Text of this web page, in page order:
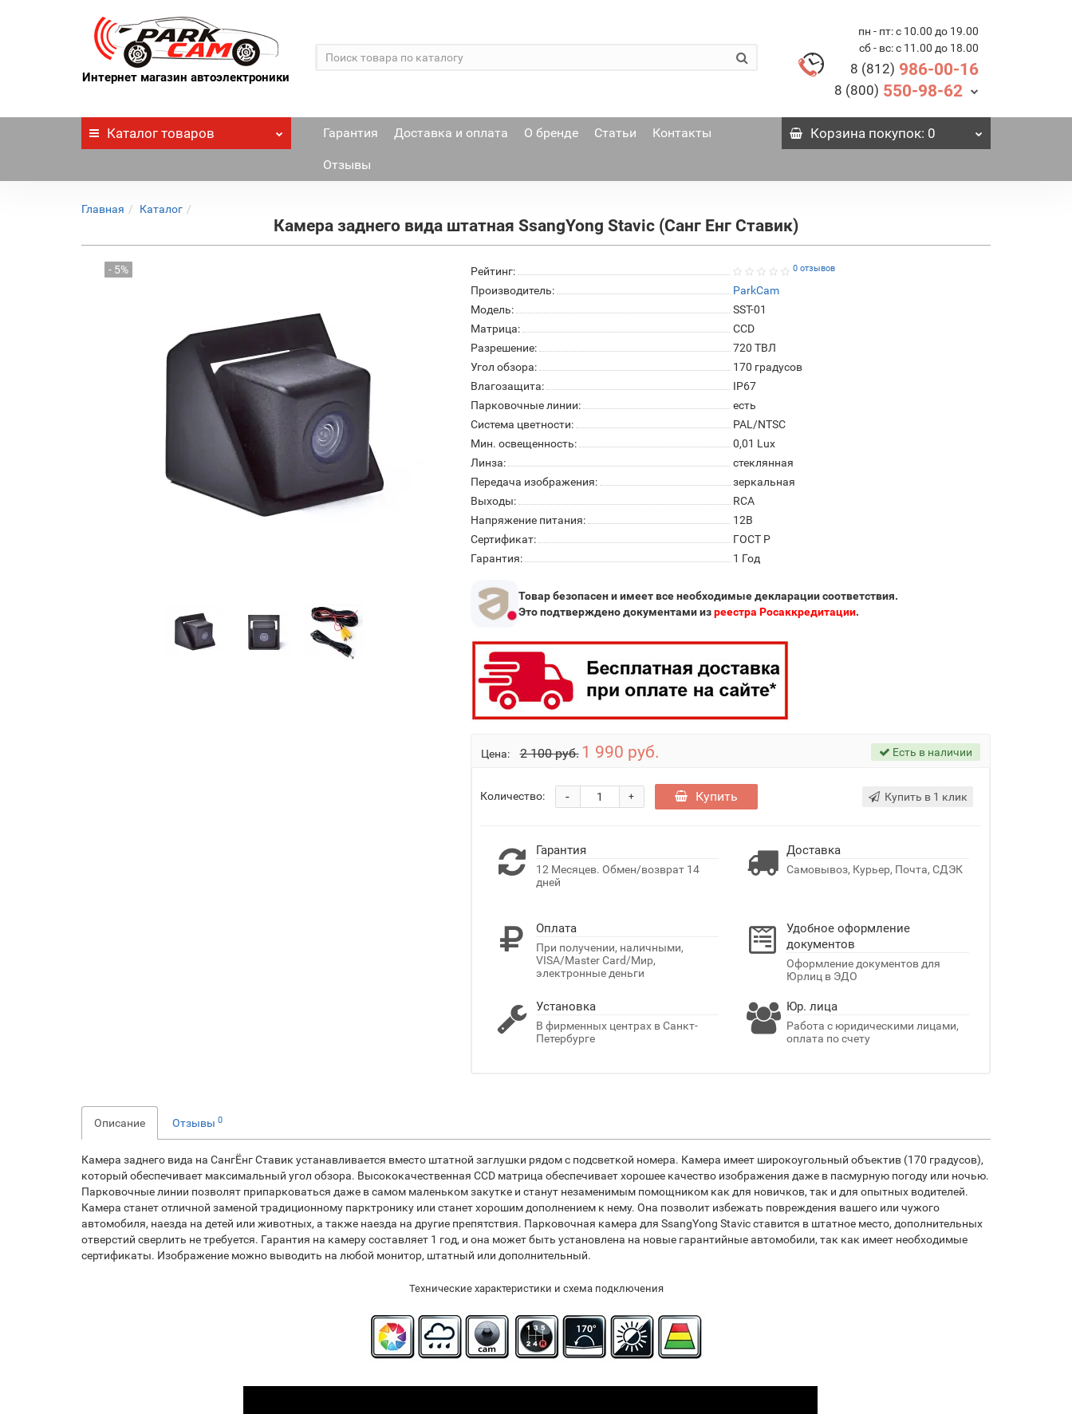
Интернет магазин автоэлектроники
пн - пт: с 10.00 до 19.00
сб - вс: с 11.00 до 18.00
8 (812) 986-00-16
8 (800) 550-98-62
Каталог товаров Гарантия Доставка и оплата О бренде Статьи Контакты
Отзывы
Корзинапокупок: 0
Главная Каталог
Камера заднего вида штатная SsangYong Stavic (Санг Енг Ставик)
- 5% Рейтинг: 0 отзывов
Производитель:
ParkCam
Модель:
SST-01
Матрица:
СCD
Разрешение:
720 ТВЛ
Угол обзора:
170 градусов
Влагозащита:
IP67
Парковочные линии:
есть
Система цветности:
PAL/NTSC
Мин. освещенность:
0,01 Lux
Линза:
стеклянная
Передача изображения:
зеркальная
Выходы:
RCA
Напряжение питания:
12В
Сертификат:
ГОСТ Р
Гарантия:
1 Год
Товар безопасен и имеет все необходимые декларации соответствия.
Это подтверждено документами изреестра Росаккредитации.
Цена: 2 100 руб. 1 990 руб. Есть в наличии
Количество: +
- Купить Купить в 1 клик
Гарантия
12 Месяцев. Обмен/возврат 14
дней
Доставка
Самовывоз, Курьер, Почта, СДЭК
Оплата
При получении, наличными,
VISA/Master Card/Мир,
электронные деньги
Удобное оформление
документов
Оформление документов для
Юрлиц в ЭДО
Установка
В фирменных центрах в Санкт-
Петербурге
Юр. лица
Работа с юридическими лицами,
оплата по счету
Описание Отзывы 0
Камера заднего вида на CангЁнг Ставик устанавливается вместо штатной заглушки рядом с подсветкой номера. Камера имеет широкоугольный объектив (170 градусов),
который обеспечивает максимальный угол обзора. Высококачественная CCD матрица обеспечивает хорошее качество изображения даже в пасмурную погоду или ночью.
Парковочные линии позволят припарковаться даже в самом маленьком закутке и станут незаменимым помощником как для новичков, так и для опытных водителей.
Камера станет отличной заменой традиционному парктронику или станет хорошим дополнением к нему. Она позволит избежать повреждения вашего или чужого
автомобиля, наезда на детей или животных, а также наезда на другие препятствия. Парковочная камера для SsangYong Stavic ставится в штатное место, дополнительных
отверстий сверлить не требуется. Гарантия на камеру составляет 1 год, и она может быть установлена на новые гарантийные автомобили, так как имеет необходимые
сертификаты. Изображение можно выводить на любой монитор, штатный или дополнительный.
Технические характеристики и схема подключения